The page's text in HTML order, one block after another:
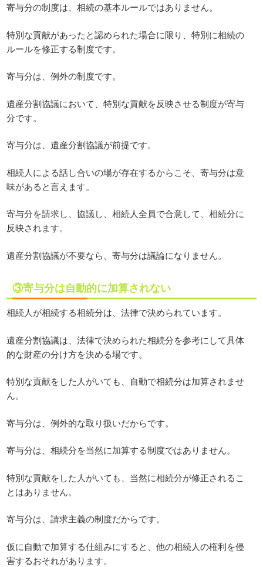
寄与分の制度は、相続の基本ルールではありません。
特別な貢献があったと認められた場合に限り、特別に相続の
ルールを修正する制度です。
寄与分は、例外の制度です。
遺産分割協議において、特別な貢献を反映させる制度が寄与
分です。
寄与分は、遺産分割協議が前提です。
相続人による話し合いの場が存在するからこそ、寄与分は意
味があると言えます。
寄与分を請求し、協議し、相続人全員で合意して、相続分に
反映されます。
遺産分割協議が不要なら、寄与分は議論になりません。
③寄与分は自動的に加算されない
相続人が相続する相続分は、法律で決められています。
遺産分割協議は、法律で決められた相続分を参考にして具体
的な財産の分け方を決める場です。
特別な貢献をした人がいても、自動で相続分は加算されませ
ん。
寄与分は、例外的な取り扱いだからです。
寄与分は、相続分を当然に加算する制度ではありません。
特別な貢献をした人がいても、当然に相続分が修正されるこ
とはありません。
寄与分は、請求主義の制度だからです。
仮に自動で加算する仕組みにすると、他の相続人の権利を侵
害するおそれがあります。